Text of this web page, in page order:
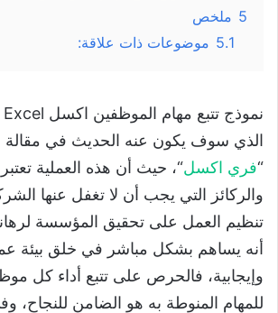
5 ملخص
5.1 موضوعات ذات علاقة:
الذي سوف يكون عنه الحديث في مقالة
“فري اكسل“، حيث أن هذه العملية
والركائز التي يجب أن لا تغفل عنها
تنظيم العمل على تحقيق المؤسسة
أنه يساهم بشكل مباشر في خلق بيئة
وإيجابية، فالحرص على تتبع أداء كل
للمهام المنوطة به هو الضامن للنجاح،